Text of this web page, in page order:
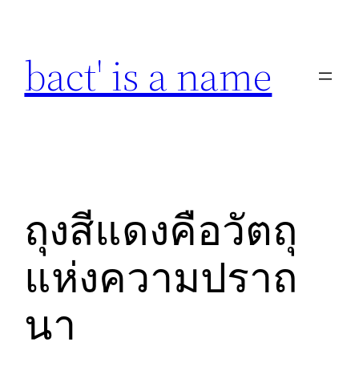
content
bact' is a name
ถุงสีแดงคือวัตถุ
แห่งความปราถ
นา